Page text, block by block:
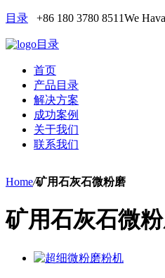
目录 +86 180 3780 8511We
目录
首页
产品目录
解决方案
成功案例
关于我们
联系我们
Home/矿用石灰石微粉磨
矿用石灰石微